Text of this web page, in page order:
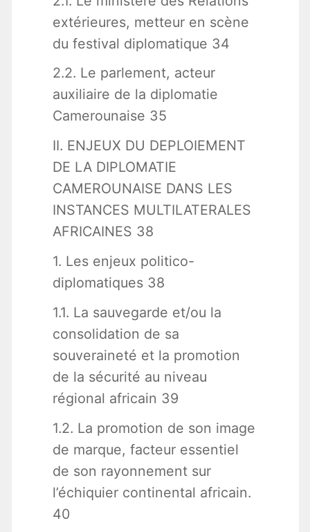
extérieures, metteur en scène
du festival diplomatique 34
2.2. Le parlement, acteur
auxiliaire de la diplomatie
Camerounaise 35
II. ENJEUX DU DEPLOIEMENT
DE LA DIPLOMATIE
CAMEROUNAISE DANS LES
INSTANCES MULTILATERALES
AFRICAINES 38
1. Les enjeux politico-
diplomatiques 38
1.1. La sauvegarde et/ou la
consolidation de sa
souveraineté et la promotion
de la sécurité au niveau
régional africain 39
1.2. La promotion de son image
de marque, facteur essentiel
de son rayonnement sur
l’échiquier continental africain.
40